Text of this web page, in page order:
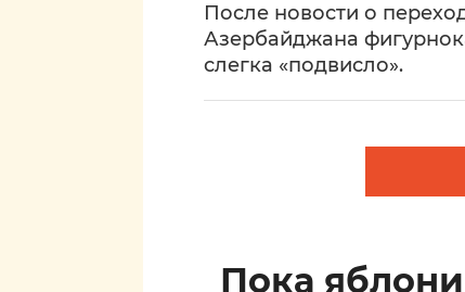
После новости о
Азербайджана
слегка «подвисло».
Пока